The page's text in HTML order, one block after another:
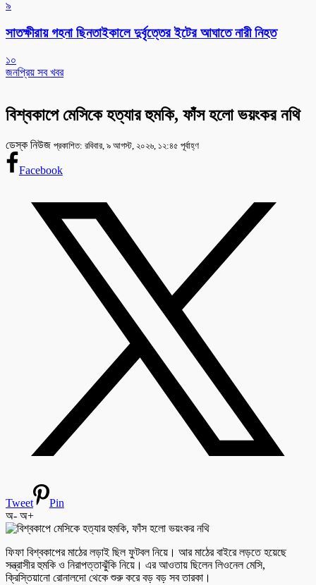
৯
সাতক্ষীরায় গহনা ছিনতাইকালে দুর্বৃত্তের ইটের আঘাতে নারী নিহত
১০
জনপ্রিয় সব খবর
বিশ্বকাপে মেসিকে হত্যার হুমকি, ফাঁস হলো ভয়ংকর নথি
ডেস্ক নিউজ প্রকাশিত: রবিবার, ৯ আগস্ট, ২০২৬, ১২:৪৫ পূর্বাহ্ণ
Facebook
Tweet
Pin
অ- অ+
ফিফা বিশ্বকাপের মাঠের লড়াই ছিল ফুটবল নিয়ে। আর মাঠের বাইরে লড়তে হয়েছে
সন্ত্রাসীর হুমকি ও নিরাপত্তাঝুঁকি নিয়ে। এর আওতায় ছিলেন লিওনেল মেসি,
ক্রিস্তিয়ানো রোনালদো থেকে শুরু করে বড় বড় সব তারকা।